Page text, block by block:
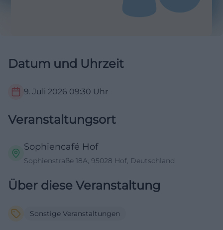
Datum und Uhrzeit
9. Juli 2026 09:30 Uhr
Veranstaltungsort
Sophiencafé Hof
Sophienstraße 18A, 95028 Hof, Deutschland
Über diese Veranstaltung
Sonstige Veranstaltungen